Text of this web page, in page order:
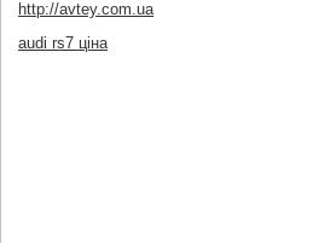
http://avtey.com.ua
audi rs7 ціна